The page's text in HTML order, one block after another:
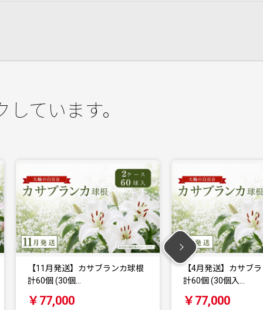
ています。
【4月発送】カサブランカ球根
計60個 (30個入…
￥77,000
【11月発送】カ
計30個 (30個…
￥39,000